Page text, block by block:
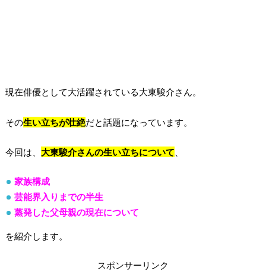
現在俳優として大活躍されている大東駿介さん。
その生い立ちが壮絶だと話題になっています。
今回は、 大東駿介さんの生い立ちについて
家族構成
芸能界入りまでの半生
蒸発した父母親の現在について
を紹介します。
スポンサーリンク